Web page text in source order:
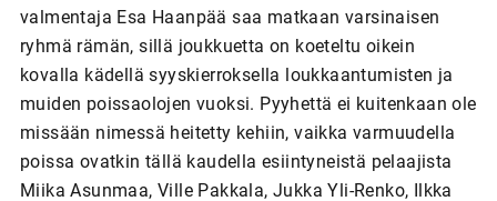
valmentaja Esa Haanpää saa matkaan varsinaisen
ryhmä rämän, sillä joukkuetta on koeteltu oikein
kovalla kädellä syyskierroksella loukkaantumisten ja
muiden poissaolojen vuoksi. Pyyhettä ei kuitenkaan ole
missään nimessä heitetty kehiin, vaikka varmuudella
poissa ovatkin tällä kaudella esiintyneistä pelaajista
Miika Asunmaa, Ville Pakkala, Jukka Yli-Renko, Ilkka